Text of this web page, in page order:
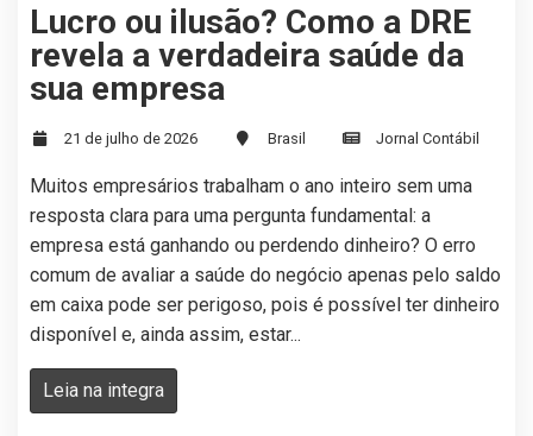
Lucro ou ilusão? Como a DRE
revela a verdadeira saúde da
sua empresa
21 de julho de 2026 Brasil Jornal Contábil
Muitos empresários trabalham o ano inteiro sem uma
resposta clara para uma pergunta fundamental: a
empresa está ganhando ou perdendo dinheiro? O erro
comum de avaliar a saúde do negócio apenas pelo saldo
em caixa pode ser perigoso, pois é possível ter dinheiro
disponível e, ainda assim, estar...
Leia na integra